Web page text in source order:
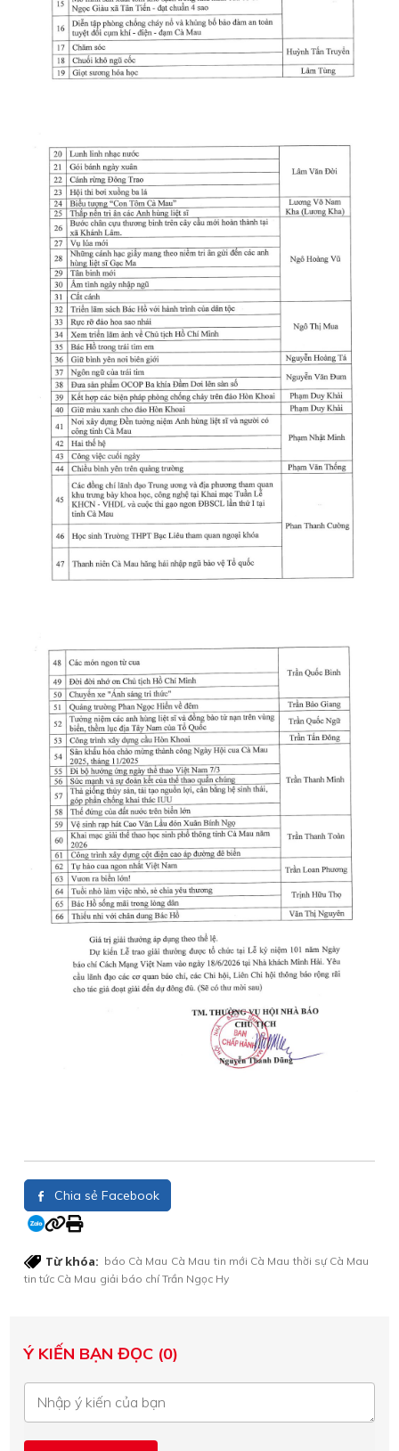
Chia sẻ Facebook
Từ khóa: báo Cà Mau Cà Mau tin mới Cà Mau thời sự Cà Mau
tin tức Cà Mau giải báo chí Trần Ngọc Hy
Ý KIẾN BẠN ĐỌC (0)